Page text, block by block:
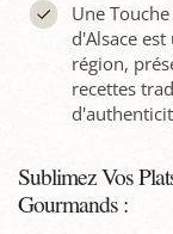
Une
d'Alsace
région,
recettes
Sublimez Vos
Gourmands :